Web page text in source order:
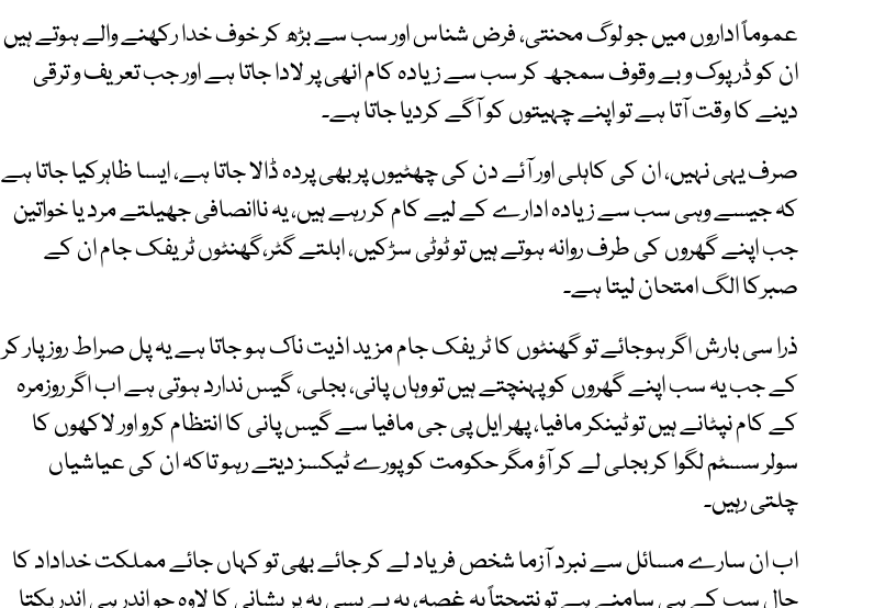
عموماً اداروں میں جو لوگ محنتی، فرض شناس اور سب سے بڑھ کر خوف خدا رکھنے والے ہوتے ہیں
ان کو ڈرپوک و بے وقوف سمجھ کر سب سے زیادہ کام انھی پر لادا جاتا ہے اور جب تعریف و ترقی
دینے کا وقت آتا ہے تو اپنے چہیتوں کو آگے کردیا جاتا ہے۔
صرف یہی نہیں، ان کی کاہلی اور آئے دن کی چھٹیوں پر بھی پردہ ڈالا جاتا ہے، ایسا ظاہرکیا جاتا ہے
کہ جیسے وہی سب سے زیادہ ادارے کے لیے کام کر رہے ہیں، یہ ناانصافی جھیلتے مرد یا خواتین
جب اپنے گھروں کی طرف روانہ ہوتے ہیں تو ٹوٹی سڑکیں، ابلتے گٹر،گھنٹوں ٹریفک جام ان کے
صبرکا الگ امتحان لیتا ہے۔
ذرا سی بارش اگر ہوجائے تو گھنٹوں کا ٹریفک جام مزید اذیت ناک ہو جاتا ہے یہ پل صراط روز پار کر
کے جب یہ سب اپنے گھروں کو پہنچتے ہیں تو وہاں پانی، بجلی، گیس ندارد ہوتی ہے اب اگر روزمرہ
کے کام نپٹانے ہیں تو ٹینکر مافیا، پھر ایل پی جی مافیا سے گیس پانی کا انتظام کرو اور لاکھوں کا
سولر سسٹم لگوا کر بجلی لے کر آؤ مگر حکومت کو پورے ٹیکسز دیتے رہو تاکہ ان کی عیاشیاں
چلتی رہیں۔
اب ان سارے مسائل سے نبرد آزما شخص فریاد لے کر جائے بھی تو کہاں جائے مملکت خداداد کا